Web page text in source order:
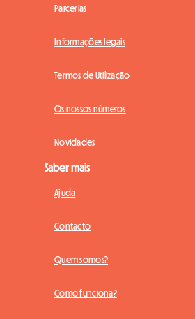
Parcerias
Informações legais
Termos de Utilização
Os nossos números
Novidades
Saber mais
Ajuda
Contacto
Quem somos?
Como funciona?